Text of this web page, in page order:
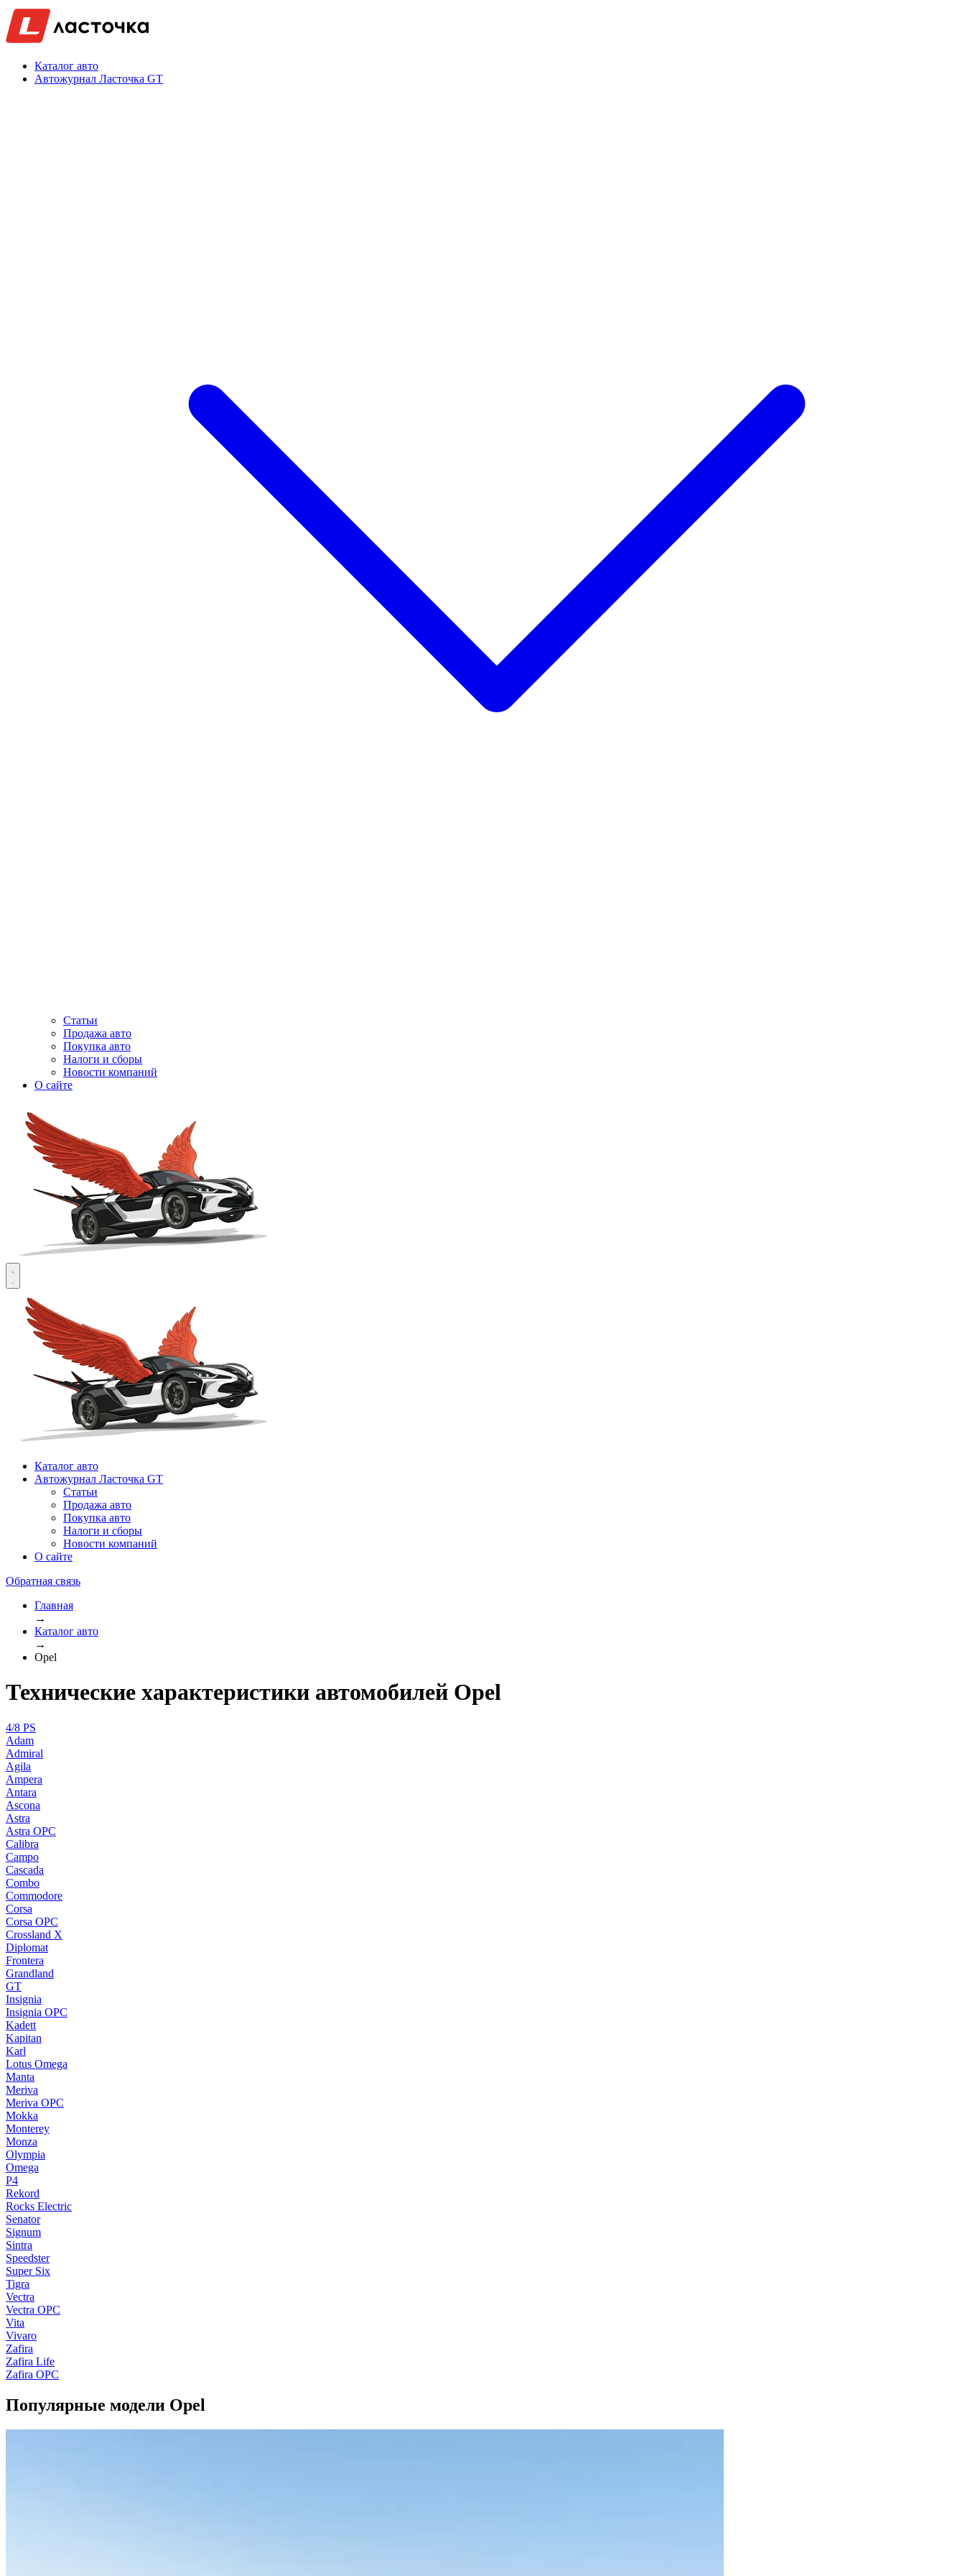
Каталог авто
Автожурнал Ласточка GT
Статьи
Продажа авто
Покупка авто
Налоги и сборы
Новости компаний
О сайте
Каталог авто
Автожурнал Ласточка GT
Статьи
Продажа авто
Покупка авто
Налоги и сборы
Новости компаний
О сайте
Обратная связь
Главная
→
Каталог авто
→
Opel
Технические характеристики автомобилей Opel
4/8 PS
Adam
Admiral
Agila
Ampera
Antara
Ascona
Astra
Astra OPC
Calibra
Campo
Cascada
Combo
Commodore
Corsa
Corsa OPC
Crossland X
Diplomat
Frontera
Grandland
GT
Insignia
Insignia OPC
Kadett
Kapitan
Karl
Lotus Omega
Manta
Meriva
Meriva OPC
Mokka
Monterey
Monza
Olympia
Omega
P4
Rekord
Rocks Electric
Senator
Signum
Sintra
Speedster
Super Six
Tigra
Vectra
Vectra OPC
Vita
Vivaro
Zafira
Zafira Life
Zafira OPC
Популярные модели Opel